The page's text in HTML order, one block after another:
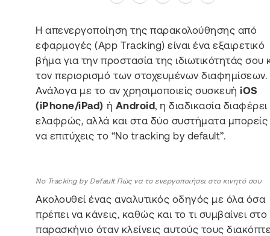
Η απενεργοποίηση της παρακολούθησης από
εφαρμογές (App Tracking) είναι ένα εξαιρετικό
βήμα για την προστασία της ιδιωτικότητάς σου
τον περιορισμό των στοχευμένων διαφημίσεων.
Ανάλογα με το αν χρησιμοποιείς συσκευήiOS
(iPhone/iPad) ή Android, η διαδικασία διαφέρει
ελαφρώς, αλλά και στα δύο συστήματα μπορείς
να επιτύχεις το “No tracking by default”.
No Tracking by Default Πώς να το ενεργοποιήσει στο κινητό σου
Ακολουθεί ένας αναλυτικός οδηγός με όλα όσα
πρέπει να κάνεις, καθώς και το τι συμβαίνει στο
παρασκήνιο όταν κλείνεις αυτούς τους